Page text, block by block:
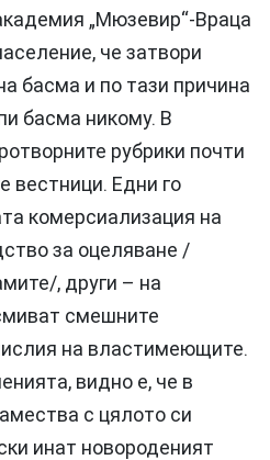
„Мюзевир“-Враца
че затвори
басма и по тази причина
басма никому. В
рубрики почти
вестници. Едни го
комерсиализация на
за оцеляване /
, други – на
смешните
на властимеющите.
видно е, че в
с цялото си
инат новороденият